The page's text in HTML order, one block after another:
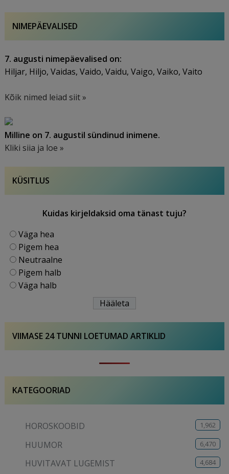
NIMEPÄEVALISED
7. augusti nimepäevalised on:
Hiljar, Hiljo, Vaidas, Vaido, Vaidu, Vaigo, Vaiko, Vaito
Kõik nimed leiad siit »
Milline on 7. augustil sündinud inimene.
Kliki siia ja loe »
KÜSITLUS
Kuidas kirjeldaksid oma tänast tuju?
Väga hea
Pigem hea
Neutraalne
Pigem halb
Väga halb
VIIMASE 24 TUNNI LOETUMAD ARTIKLID
KATEGOORIAD
HOROSKOOBID 1,962
HUUMOR 6,470
HUVITAVAT LUGEMIST 4,684